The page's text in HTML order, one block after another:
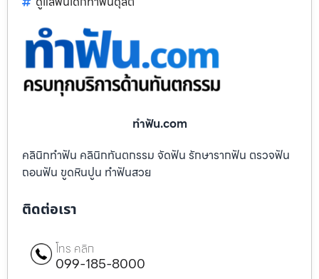
ทําฟัน.com
คลินิกทำฟัน คลินิกทันตกรรม จัดฟัน รักษารากฟัน ตรวจฟัน
ถอนฟัน ขูดหินปูน ทำฟันสวย
ติดต่อเรา
โทร คลิก
099-185-8000